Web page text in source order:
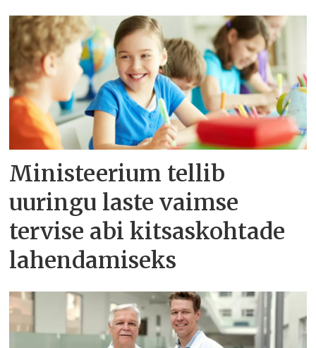
Ministeerium tellib
uuringu laste vaimse
tervise abi kitsaskohtade
lahendamiseks